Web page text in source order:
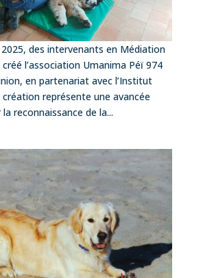
des intervenants en Médiation
créé l’association Umanima Péï 974
en partenariat avec l’Institut
représente une avancée
reconnaissance de la...